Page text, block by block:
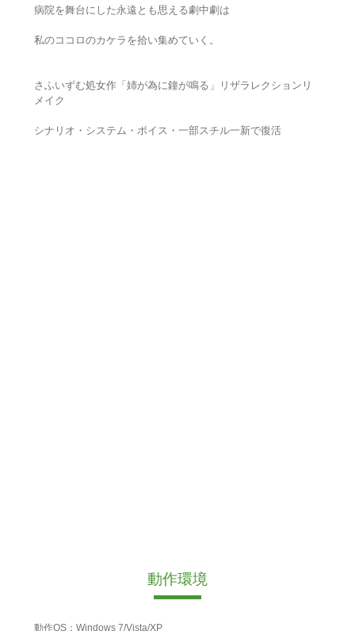
病院を舞台にした永遠とも思える劇中劇は
私のココロのカケラを拾い集めていく。
さふいずむ処女作「姉が為に鐘が鳴る」リザラレクションリ
メイク
シナリオ・システム・ボイス・一部スチル一新で復活
動作環境
動作OS：Windows 7/Vista/XP